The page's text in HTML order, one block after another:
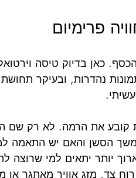
פרימיום
כאן בדיוק טיסה
נהדרות, ובעיקר
קובע את הרמה. לא רק שם
משך הסשן והאם יש התאמה
יותר יתאים למי שרוצה
צד, מזג אוויר מאתגר או